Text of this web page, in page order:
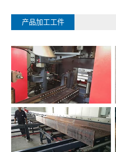
产品加工工件